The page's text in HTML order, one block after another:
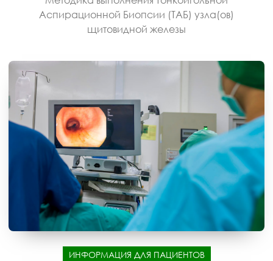
Аспирационной Биопсии (ТАБ) узла(ов)
щитовидной железы
ИНФОРМАЦИЯ ДЛЯ ПАЦИЕНТОВ